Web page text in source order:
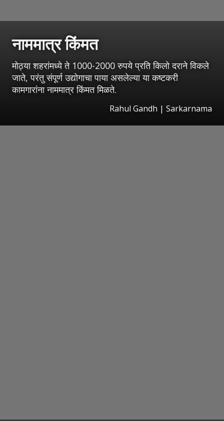
नाममात्र किंमत
मोठ्या शहरांमध्ये ते 1000-2000 रुपये प्रति किलो दराने विकले
जाते, परंतु संपूर्ण उद्योगाचा पाया असलेल्या या कष्टकरी
कामगारांना नाममात्र किंमत मिळते.
Rahul Gandh | Sarkarnama